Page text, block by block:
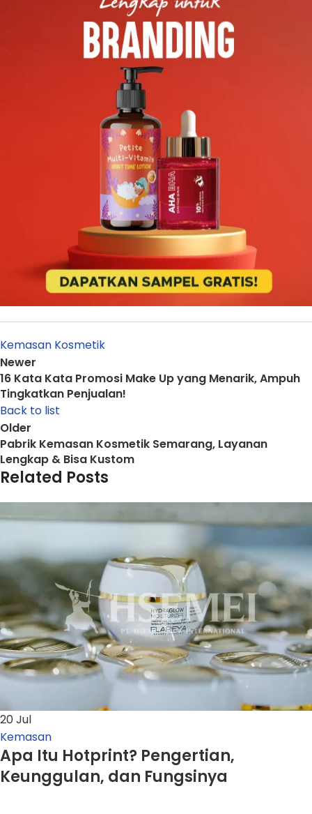
Kemasan Kosmetik
Newer
16 Kata Kata Promosi Make Up yang Menarik, Ampuh
Tingkatkan Penjualan!
Back to list
Older
Pabrik Kemasan Kosmetik Semarang, Layanan
Lengkap & Bisa Kustom
Related Posts
20Jul
Kemasan
Apa Itu Hotprint? Pengertian,
Keunggulan, dan Fungsinya